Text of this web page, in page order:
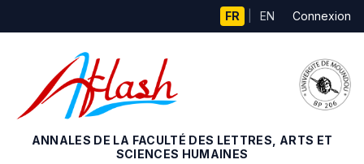
FR EN Connexion
ANNALES DE LA FACULTÉ DES LETTRES, ARTS ET
SCIENCES HUMAINES